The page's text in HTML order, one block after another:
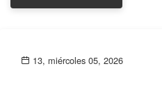
13, miércoles 05, 2026